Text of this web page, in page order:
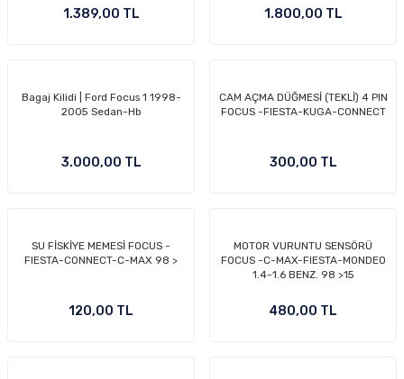
1.389,00 TL 1.800,00 TL
Bagaj Kilidi | Ford Focus 1 1998-
2005 Sedan-Hb
3.000,00 TL
CAM AÇMA DÜĞMESİ (TEKLİ) 4 PIN
FOCUS -FIESTA-KUGA-CONNECT
300,00 TL
SU FİSKİYE MEMESİ FOCUS -
FIESTA-CONNECT-C-MAX 98 >
120,00 TL
MOTOR VURUNTU SENSÖRÜ
FOCUS -C-MAX-FIESTA-MONDEO
1.4-1.6 BENZ. 98 >15
480,00 TL